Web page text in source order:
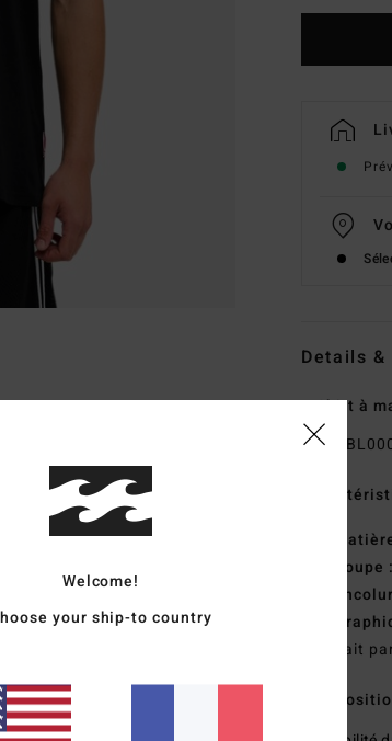
Details
T-Shirt à
Style
Coupe :
Fait
Welcome!
your ship-to country